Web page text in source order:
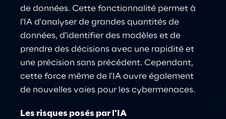
de données. Cette fonctionnalité permet à
l'IA d'analyser de grandes quantités de
données, d'identifier des modèles et de
prendre des décisions avec une rapidité et
une précision sans précédent. Cependant,
cette force même de l'IA ouvre également
de nouvelles voies pour les cybermenaces.
Les risques posés par l'IA